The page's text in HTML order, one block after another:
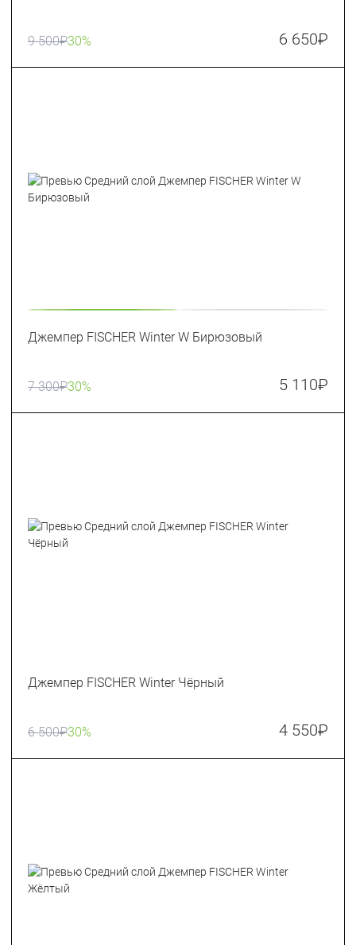
9 500₽30% 6 650₽
Джемпер FISCHER Winter W Бирюзовый
7 300₽30% 5 110₽
Джемпер FISCHER Winter Чёрный
6 500₽30% 4 550₽